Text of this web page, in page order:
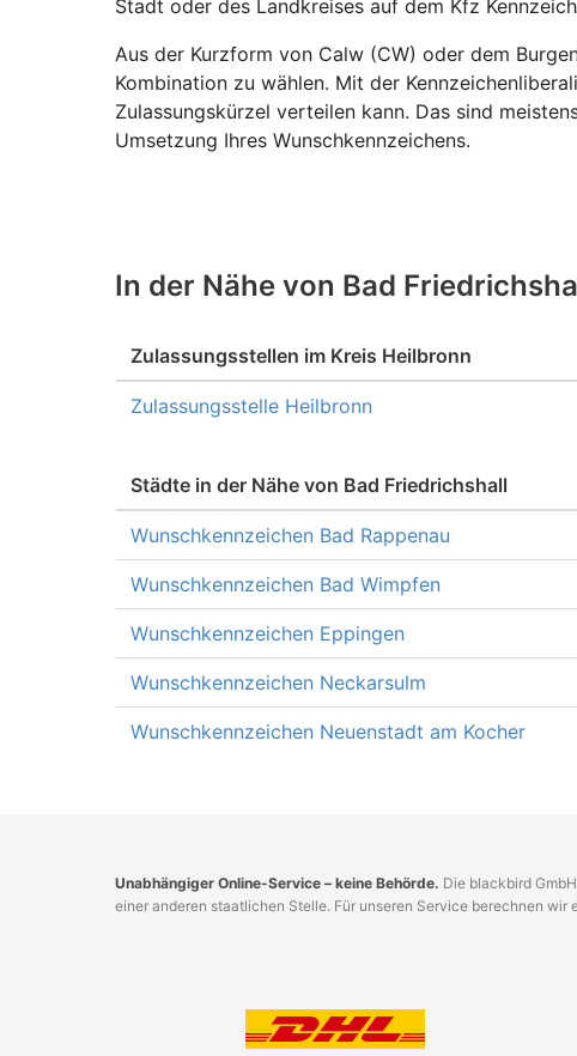
Stadt oder des Landkreises auf dem Kfz
Aus der Kurzform von Calw (CW) oder dem
Kombination zu wählen. Mit der
Zulassungskürzel verteilen kann. Das sind
Umsetzung Ihres Wunschkennzeichens.
In der Nähe von Bad
Zulassungsstellen im Kreis Heilbronn
Zulassungsstelle Heilbronn
Städte in der Nähe von Bad Friedrichshall
Wunschkennzeichen Bad Rappenau
Wunschkennzeichen Bad Wimpfen
Wunschkennzeichen Eppingen
Wunschkennzeichen Neckarsulm
Wunschkennzeichen Neuenstadt am Kocher
Unabhängiger Online-Service – keine Behörde. Die blackbird
einer anderen staatlichen Stelle. Für unseren Service berechnen